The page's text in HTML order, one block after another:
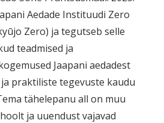
Aedade Instituudi Zero
Zero) ja tegutseb selle
teadmised ja
Jaapani aedadest
praktiliste tegevuste kaudu
tähelepanu all on muu
ja uuendust vajavad